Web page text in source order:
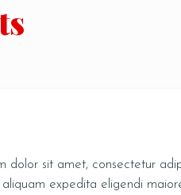
dolor sit amet, consectetur
aliquam expedita eligendi